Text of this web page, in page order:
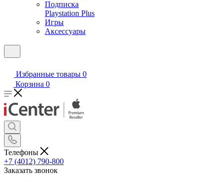
Подписка
Playstation Plus
Игры
Аксессуары
Избранные товары 0
Корзина 0
Телефоны
+7 (4012) 790-800
Заказать звонок